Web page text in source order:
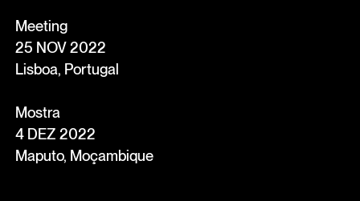
Meeting
25 NOV 2022
Lisboa, Portugal
Mostra
4 DEZ 2022
Maputo, Moçambique